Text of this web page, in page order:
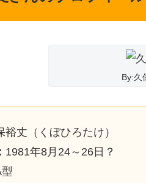
By:久
裕丈（くぼひろたけ）
1981年8月24～26日？